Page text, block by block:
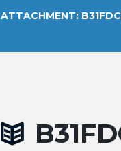
ATTACHMENT: